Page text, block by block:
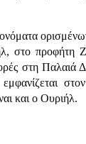
στο προφήτη
στη Παλαιά
και ο Ουριήλ.